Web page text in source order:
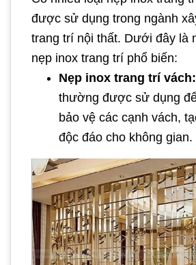
được sử dụng trong ngành
trang trí nội thất. Dưới đây là
nẹp inox trang trí phổ biến:
Nẹp inox trang trí vách:
thường được sử dụng
bảo vệ các cạnh vách,
độc đáo cho không gian.